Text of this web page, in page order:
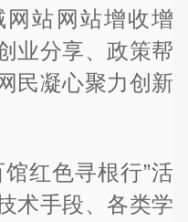
站网站增收增
业分享、政策帮
民凝心聚力创新
红色寻根行”活
术手段、各类学